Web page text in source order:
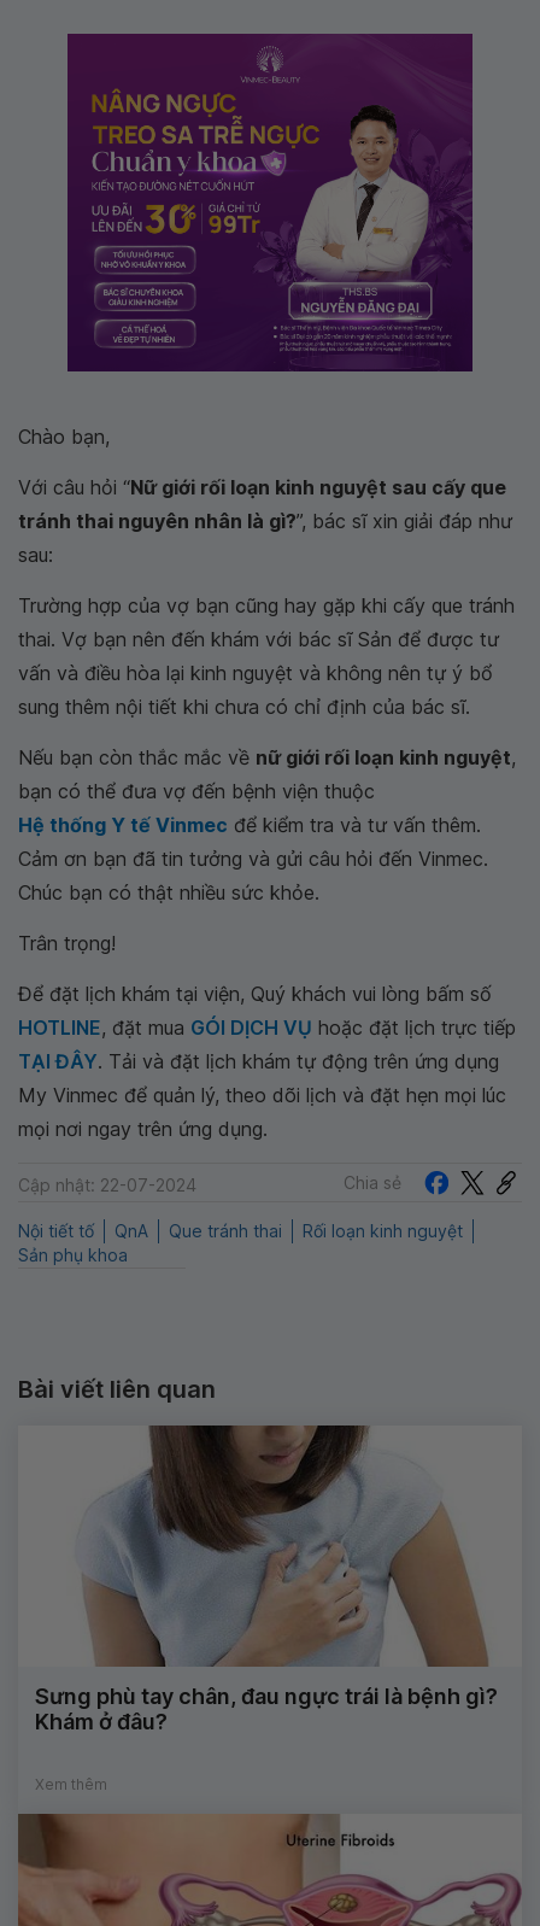
Chào bạn,
Với câu hỏi “Nữ giới rối loạn kinh nguyệt sau cấy que
tránh thai nguyên nhân là gì?”, bác sĩ xin giải đáp như
sau:
Trường hợp của vợ bạn cũng hay gặp khi cấy que tránh
thai. Vợ bạn nên đến khám với bác sĩ Sản để được tư
vấn và điều hòa lại kinh nguyệt và không nên tự ý bổ
sung thêm nội tiết khi chưa có chỉ định của bác sĩ.
Nếu bạn còn thắc mắc về nữ giới rối loạn kinh nguyệt,
bạn có thể đưa vợ đến bệnh viện thuộc
Hệ thống Y tế Vinmec để kiểm tra và tư vấn thêm.
Cảm ơn bạn đã tin tưởng và gửi câu hỏi đến Vinmec.
Chúc bạn có thật nhiều sức khỏe.
Trân trọng!
Để đặt lịch khám tại viện, Quý khách vui lòng bấm số
HOTLINE, đặt mua GÓI DỊCH VỤ hoặc đặt lịch trực tiếp
TẠI ĐÂY. Tải và đặt lịch khám tự động trên ứng dụng
My Vinmec để quản lý, theo dõi lịch và đặt hẹn mọi lúc
mọi nơi ngay trên ứng dụng.
Cập nhật: 22-07-2024 Chia sẻ
Nội tiết tố QnA Que tránh thai
Rối loạn kinh nguyệt
Sản phụ khoa
Bài viết liên quan
Sưng phù tay chân, đau ngực trái là bệnh gì?
Khám ở đâu?
Xem thêm